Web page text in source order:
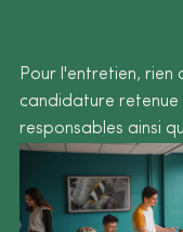
Pour l'entretien, rien
candidature retenue
responsables ainsi